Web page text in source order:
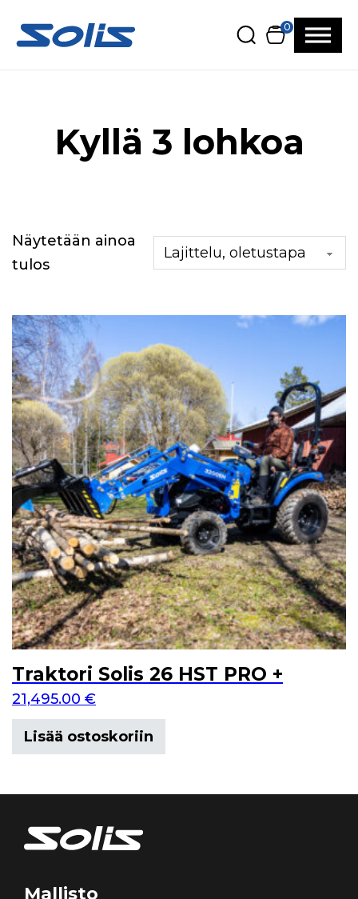
0
Kyllä 3 lohkoa
Näytetään ainoa
tulos
Traktori Solis 26 HST PRO +
21,495.00 €
Lisää ostoskoriin
Mallisto